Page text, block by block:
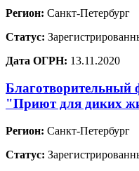
Регион: Санкт-Петербург
Статус:
Дата ОГРН: 13.11.2020
"Приют для диких
Регион: Санкт-Петербург
Статус: